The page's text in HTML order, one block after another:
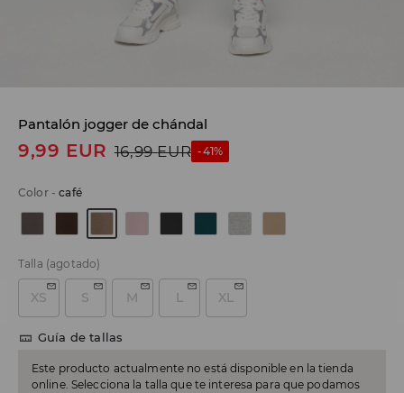
Pantalón jogger de chándal
9,99 EUR 16,99 EUR -41%
Color-café
Talla (agotado)
XS S M L XL
Guía de tallas
Este producto actualmente no está disponible en la tienda
online. Selecciona la talla que te interesa para que podamos